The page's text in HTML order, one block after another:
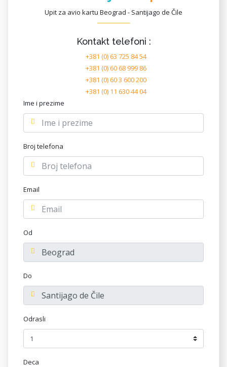
Upit za avio kartu Beograd - Santijago de Čile
Kontakt telefoni :
+381 (0) 63 725 84 54
+381 (0) 60 68 999 86
+381 (0) 60 3 600 200
+381 (0) 11 630 44 04
Ime i prezime
Broj telefona
Email
Od
Do
Odrasli
Deca